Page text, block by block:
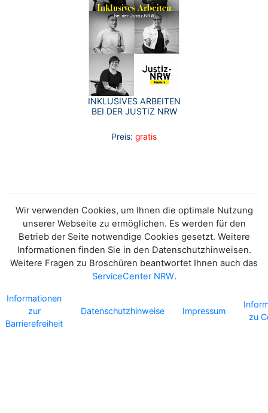
INKLUSIVES ARBEITEN
BEI DER JUSTIZ NRW
Preis: gratis
Wir verwenden Cookies, um Ihnen die optimale Nutzung
unserer Webseite zu ermöglichen. Es werden für den
Betrieb der Seite notwendige Cookies gesetzt. Weitere
Informationen finden Sie in den Datenschutzhinweisen.
Weitere Fragen zu Broschüren beantwortet Ihnen auch das
ServiceCenter NRW.
Informationen
zur
Barrierefreiheit
Datenschutzhinweise Impressum
zu